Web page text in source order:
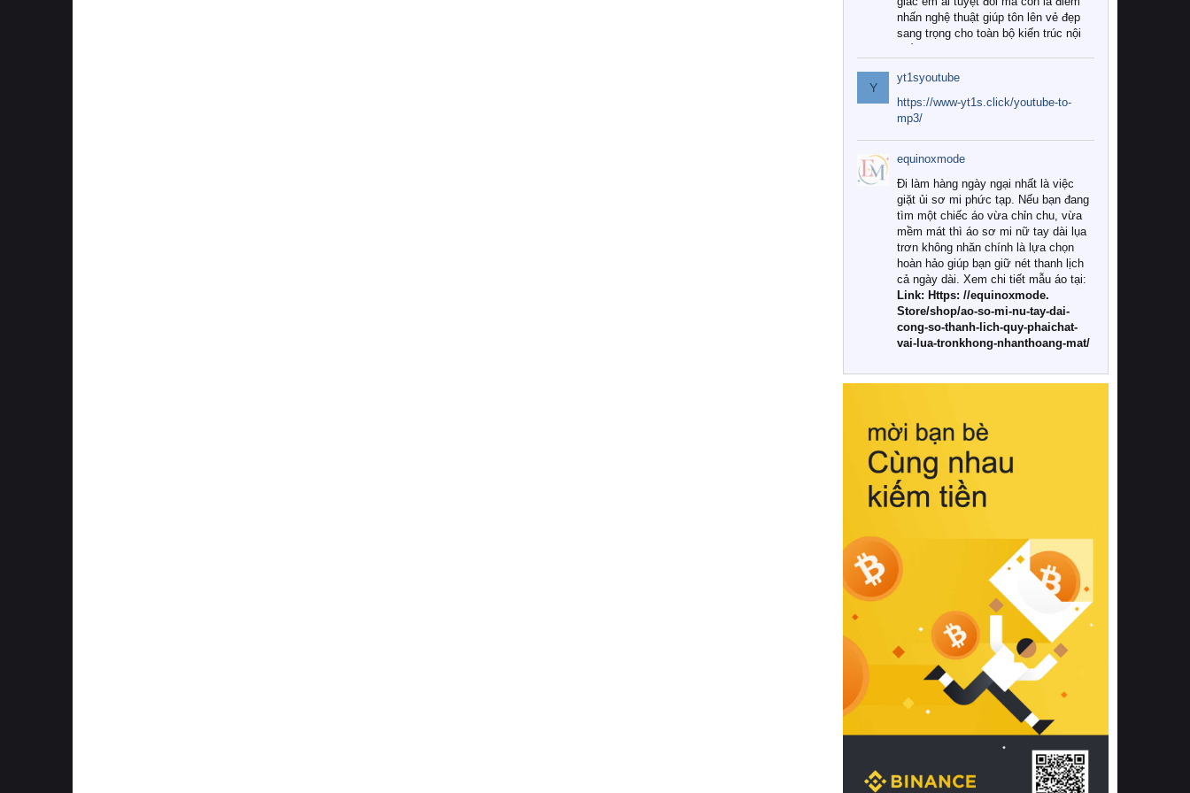
nhấn nghệ thuật giúp tôn lên vẻ đẹp
sang trọng cho toàn bộ kiến trúc nội
Tuy nhiên, giữa thị trường đa dạng
với vô vàn thương hiệu và mẫu mã
như hiện nay, làm thế nào để chọn
được những bộ chăn ga gối đệm cao
cấp thực sự chất lượng, phù hợp với
khí hậu và nhu cầu sử dụng của gia
đình? Hãy cùng chúng tôi đi tìm lời
giải đáp chi tiết qua bài viết dưới đây.
1. Tại sao các gia đình hiện đại lại ưa
chuộng chăn ga gối đệm cao cấp?
Khác với các dòng sản phẩm thông
thường, những bộ chăn ga gối đệm
cao cấp trải qua quy trình sản xuất
nghiêm ngặt từ khâu chọn lọc nguyên
liệu tự nhiên đến công nghệ dệt
nhuộm hiện đại không chứa hóa chất
này, bạn sẽ cảm nhận rõ rệt sự khác
hồi chuẩn xác của phần đệm nâng đỡ
cột sống.
Bên cạnh đó, việc lựa chọn các dòng
sản phẩm đạt chuẩn chất lượng quốc
tế còn giúp ngăn ngừa tình trạng kích
khuẩn và nấm mốc trong điều kiện
thời tiết nóng ẩm. Bạn có thể tìm hiểu
thêm các nghiên cứu khoa học về tác
động của giấc ngủ và môi trường
phòng ngủ đối với sức khỏe con
người tại Sleep Foundation (External
Link) để có cái nhìn toàn diện hơn.
2. Các tiêu chí vàng khi lựa chọn
chăn ga gối đệm cao cấp cho phòng
ngủ
Để sở hữu một bộ chăn ga gối đệm
cao cấp hoàn hảo cả về thẩm mỹ lẫn
công năng, người tiêu dùng cần cân
nhắc kỹ lưỡng các tiêu chí quan trọng
Y
yt1syoutube
https://www-yt1s.click/youtube-to-
mp3/
equinoxmode
Đi làm hàng ngày ngại nhất là việc
giặt ủi sơ mi phức tạp. Nếu bạn đang
tìm một chiếc áo vừa chỉn chu, vừa
mềm mát thì áo sơ mi nữ tay dài lụa
trơn không nhăn chính là lựa chọn
hoàn hảo giúp bạn giữ nét thanh lịch
cả ngày dài. Xem chi tiết mẫu áo tại:
Link: Https: //equinoxmode.
Store/shop/ao-so-mi-nu-tay-dai-
cong-so-thanh-lich-quy-phaichat-
vai-lua-tronkhong-nhanthoang-mat/